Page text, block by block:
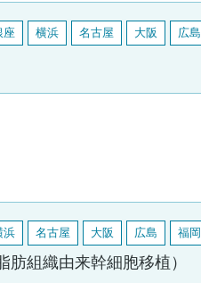
座 横浜 名古屋 大阪 広島
浜 名古屋 大阪 広島 福岡
組織由来幹細胞移植）